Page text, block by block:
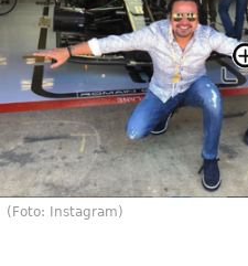
(Foto: Instagram)